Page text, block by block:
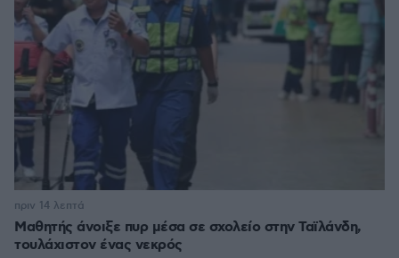
Μαθητής άνοιξε πυρ μέσα σε σχολείο στην Ταϊλάνδη,
τουλάχιστον ένας νεκρός
πριν 14 λεπτά